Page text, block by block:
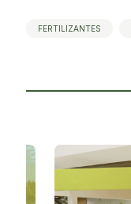
FERTILIZANTES